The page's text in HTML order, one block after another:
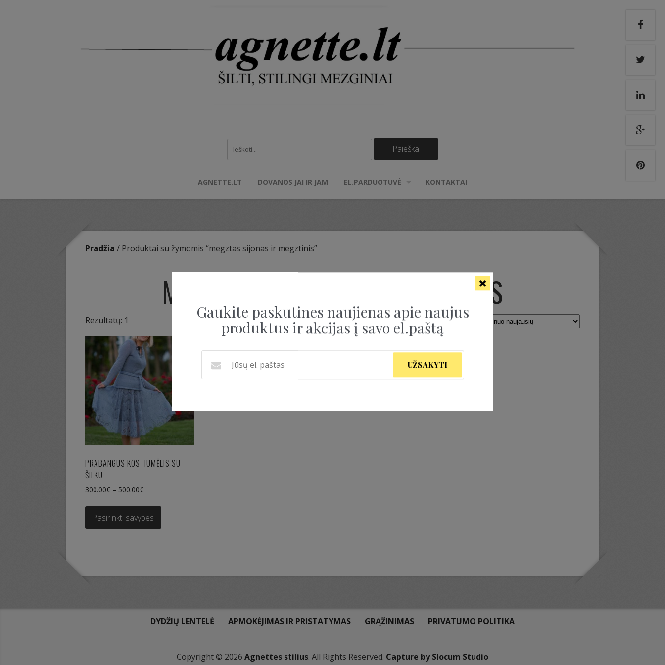
AGNETTE.LT DOVANOS JAI IR JAM EL.PARDUOTUVĖ KONTAKTAI
Pradžia / Produktai su žymomis “megztas sijonas ir megztinis”
MEGZTAS SIJONAS IR MEGZTINIS
Rezultatų: 1
PRABANGUS KOSTIUMĖLIS SU
ŠILKU
300.00€ – 500.00€
Pasirinkti savybes
may
on
the
DYDŽIŲ LENTELĖ APMOKĖJIMAS IR PRISTATYMAS GRĄŽINIMAS PRIVATUMO POLITIKA
Copyright © 2026 Agnettes stilius. All Rights Reserved. Capture by Slocum Studio
Gaukite paskutines naujienas apie naujus
produktus ir akcijas į savo el.paštą
UŽSAKYTI